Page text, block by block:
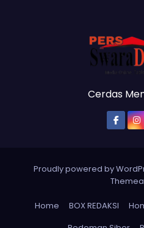
Cerdas
Proudly powered by
Home BOX REDAKSI